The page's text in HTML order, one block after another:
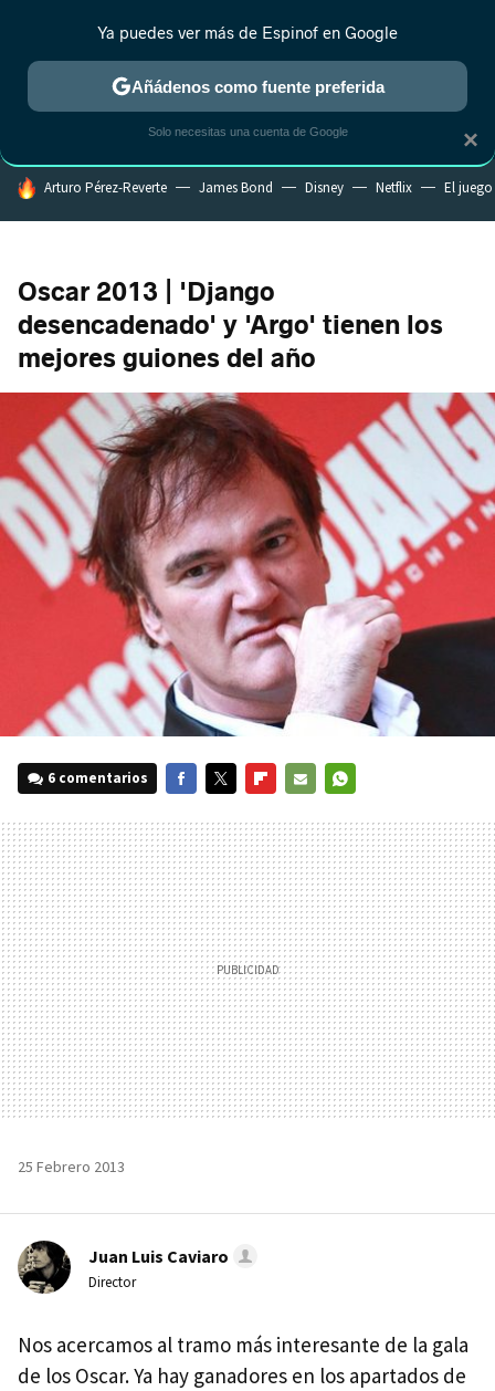
ESTRENOS REALITY ANIME RANKINGS CINE
HOY SE HABLA DE
Arturo Pérez-Reverte James Bond Disney Netflix El
Oscar 2013 | 'Django
desencadenado' y 'Argo' tienen los
mejores guiones del año
6 comentarios
MAIL
25 Febrero 2013
Juan Luis Caviaro
Director
Nos acercamos al tramo más interesante de la gala
de los Oscar. Ya hay ganadores en los apartados de
×
Ya puedes ver más de Espinof en Google
Añádenos como fuente preferida
Solo necesitas una cuenta de Google